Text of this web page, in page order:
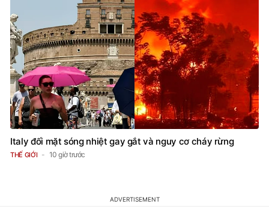
Italy đối mặt sóng nhiệt gay gắt và nguy cơ cháy rừng
THẾ GIỚI 10 giờ trước